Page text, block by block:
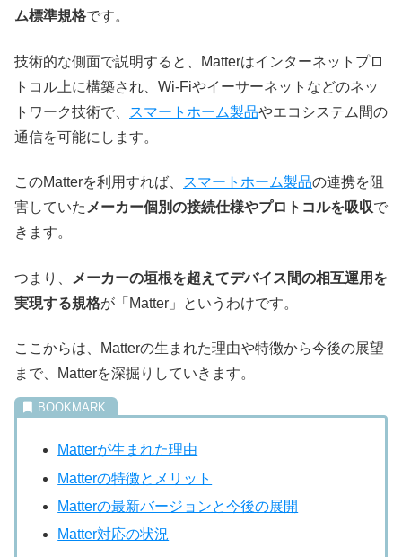
ム標準規格です。
技術的な側面で説明すると、Matterはインターネットプロ
トコル上に構築され、Wi-Fiやイーサーネットなどのネッ
トワーク技術で、
スマートホーム製品やエコシステム間の
通信を可能にします。
このMatterを利用すれば、 スマートホーム製品の連携を阻
害していた メーカー個別の接続仕様やプロトコルを吸収で
きます。
つまり、
メーカーの垣根を超えてデバイス間の相互運用を
実現する規格が「Matter」というわけです。
ここからは、Matterの生まれた理由や特徴から今後の展望
まで、Matterを深掘りしていきます。
Matterが生まれた理由
Matterの特徴とメリット
Matterの最新バージョンと今後の展開
Matter対応の状況